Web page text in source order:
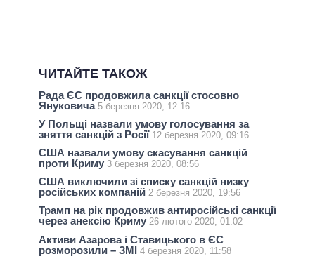
ЧИТАЙТЕ ТАКОЖ
Рада ЄС продовжила санкції стосовно
Януковича 5 березня 2020, 12:16
У Польщі назвали умову голосування за
зняття санкцій з Росії 12 березня 2020, 09:16
США назвали умову скасування санкцій
проти Криму 3 березня 2020, 08:56
США виключили зі списку санкцій низку
російських компаній 2 березня 2020, 19:56
Трамп на рік продовжив антиросійські санкції
через анексію Криму 26 лютого 2020, 01:02
Активи Азарова і Ставицького в ЄС
розморозили – ЗМІ 4 березня 2020, 11:58